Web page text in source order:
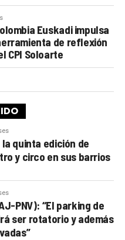
Euskadi impulsa
de reflexión
CPI Soloarte
quinta edición de
y circo en sus barrios
PNV): “El parking de
ser rotatorio y además